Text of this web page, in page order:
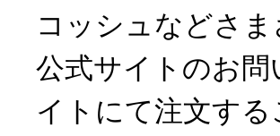
コッシュなどさ
公式サイトのお
イトにて注文す